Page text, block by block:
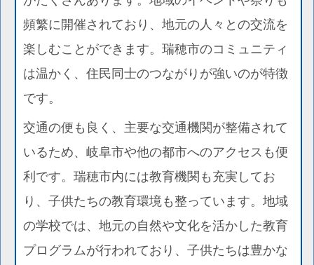
頻繁に開催されており、地元の人々との交流を
楽しむことができます。瑞穂市のコミュニティ
は温かく、住民同士のつながりが強いのが特徴
です。
交通の便も良く、主要な交通機関が整備されて
いるため、岐阜市や他の都市へのアクセスも便
利です。瑞穂市内には教育機関も充実してお
り、子供たちの教育環境も整っています。地域
の学校では、地元の自然や文化を活かした教育
プログラムが行われており、子供たちは豊かな